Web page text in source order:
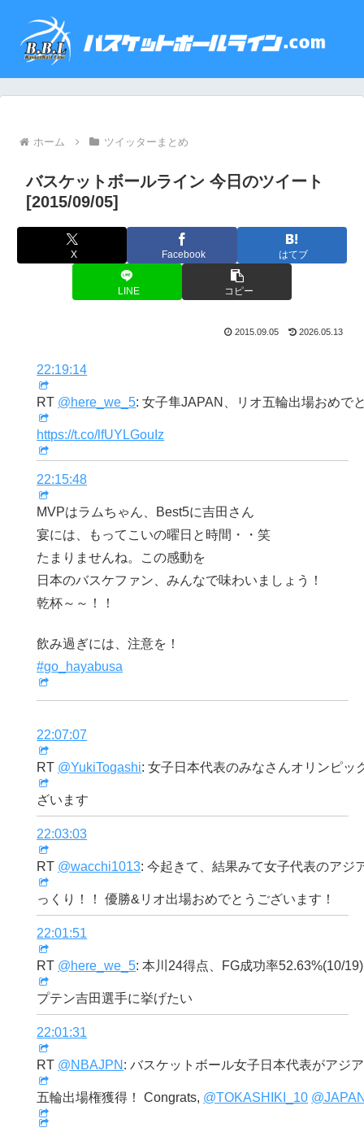
ホーム ツイッターまとめ
バスケットボールライン 今日のツイート
[2015/09/05]
X Facebook はてブ
LINE コピー
2015.09.05 2026.05.13
22:19:14
RT @here_we_5: 女子隼JAPAN、リオ五輪出場おめで
https://t.co/lfUYLGouIz
22:15:48
MVPはラムちゃん、Best5に吉田さん
宴には、もってこいの曜日と時間・・笑
たまりませんね。この感動を
日本のバスケファン、みんなで味わいましょう！
乾杯～～！！
飲み過ぎには、注意を！
#go_hayabusa
22:07:07
RT @YukiTogashi: 女子日本代表のみなさんオリンピッ
ざいます
22:03:03
RT @wacchi1013: 今起きて、結果みて女子代表のアジ
っくり！！ 優勝&リオ出場おめでとうございます！
22:01:51
RT @here_we_5: 本川24得点、FG成功率52.63%(10/
プテン吉田選手に挙げたい
22:01:31
RT @NBAJPN : バスケットボール女子日本代表がアジ
五輪出場権獲得！ Congrats, @TOKASHIKI_10